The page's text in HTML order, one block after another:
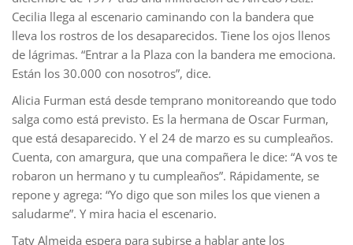
Cecilia llega al escenario caminando con la bandera que
lleva los rostros de los desaparecidos. Tiene los ojos llenos
de lágrimas. “Entrar a la Plaza con la bandera me emociona.
Están los 30.000 con nosotros”, dice.
Alicia Furman está desde temprano monitoreando que todo
salga como está previsto. Es la hermana de Oscar Furman,
que está desaparecido. Y el 24 de marzo es su cumpleaños.
Cuenta, con amargura, que una compañera le dice: “A vos te
robaron un hermano y tu cumpleaños”. Rápidamente, se
repone y agrega: “Yo digo que son miles los que vienen a
saludarme”. Y mira hacia el escenario.
Taty Almeida espera para subirse a hablar ante los